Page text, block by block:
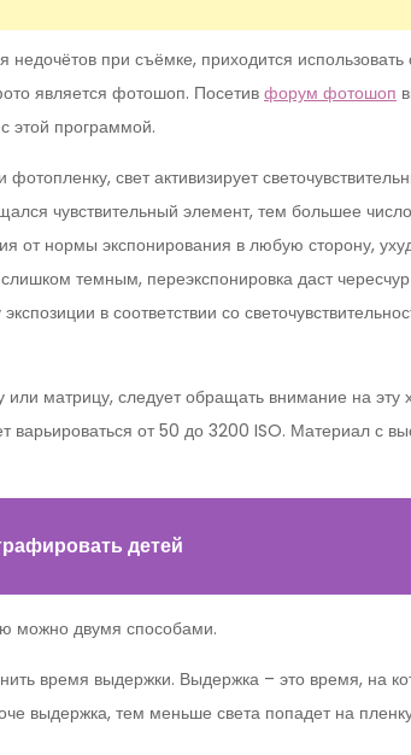
недочётов при съёмке, приходится
является фотошоп. Посетив форум фотошоп
этой программой.
свет активизирует
чувствительный элемент, тем большее
от нормы экспонирования в любую сторону,
слишком темным, переэкспонировка даст
в соответствии со
матрицу, следует обращать внимание на эту
варьироваться от 50 до 3200 ISO. Материал с
детей
можно двумя способами.
время выдержки. Выдержка – это время, на
выдержка, тем меньше света попадет на